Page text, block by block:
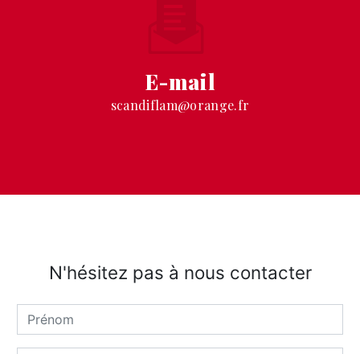
E-mail
scandiflam@orange.fr
N'hésitez pas à nous contacter